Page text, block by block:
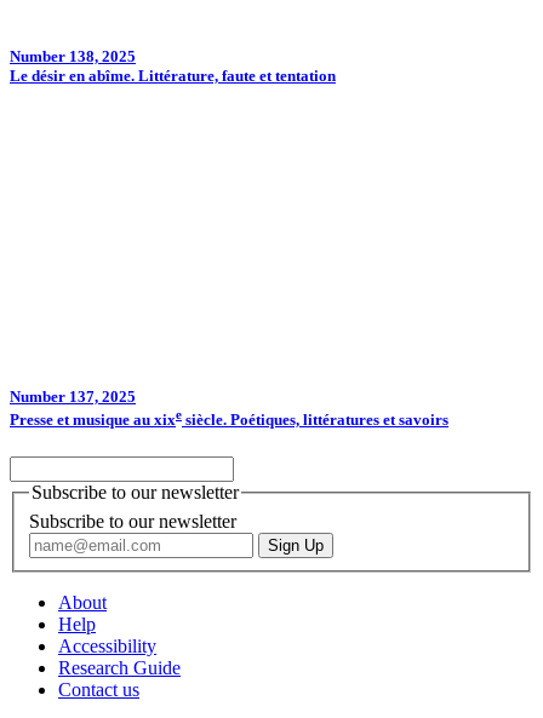
Number 138, 2025
Le désir en abîme. Littérature, faute et tentation
Number 137, 2025
Presse et musique au xixe siècle. Poétiques, littératures et savoirs
Subscribe to our newsletter
Subscribe to our newsletter
About
Help
Accessibility
Research Guide
Contact us